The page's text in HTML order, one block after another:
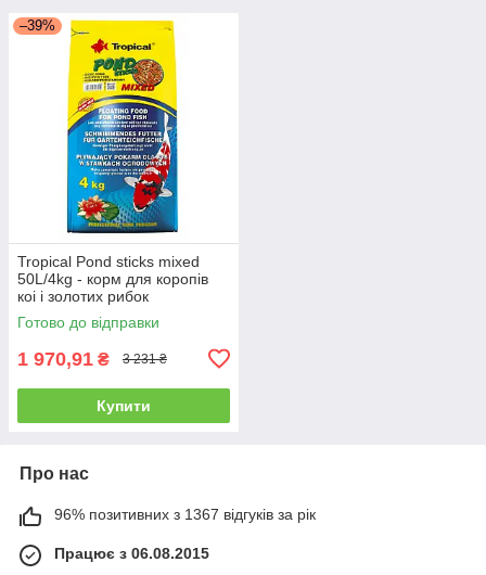
–39%
Tropical Pond sticks mixed
50L/4kg - корм для коропів
коі і золотих рибок
Готово до відправки
1 970,91 ₴ 3 231 ₴
Купити
Про нас
96% позитивних з 1367 відгуків за рік
Працює з 06.08.2015